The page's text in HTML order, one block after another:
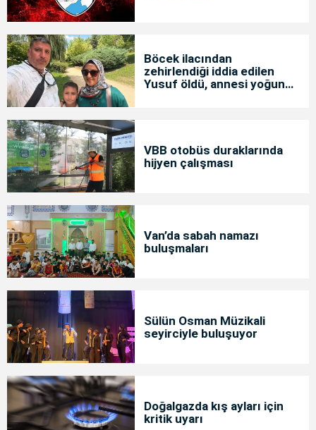
Böcek ilacından
zehirlendiği iddia edilen
Yusuf öldü, annesi yoğun
VBB otobüs duraklarında
hijyen çalışması
Van’da sabah namazı
buluşmaları
Sülün Osman Müzikali
seyirciyle buluşuyor
Doğalgazda kış ayları için
kritik uyarı